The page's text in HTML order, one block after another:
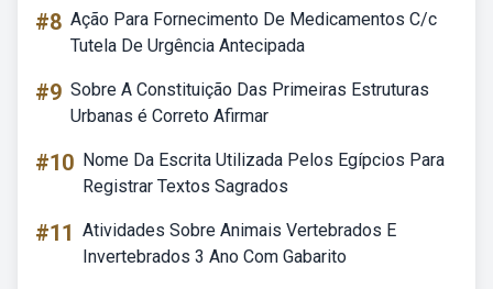
#8 Ação Para Fornecimento De Medicamentos C/c
Tutela De Urgência Antecipada
#9 Sobre A Constituição Das Primeiras Estruturas
Urbanas é Correto Afirmar
#10 Nome Da Escrita Utilizada Pelos Egípcios Para
Registrar Textos Sagrados
#11 Atividades Sobre Animais Vertebrados E
Invertebrados 3 Ano Com Gabarito